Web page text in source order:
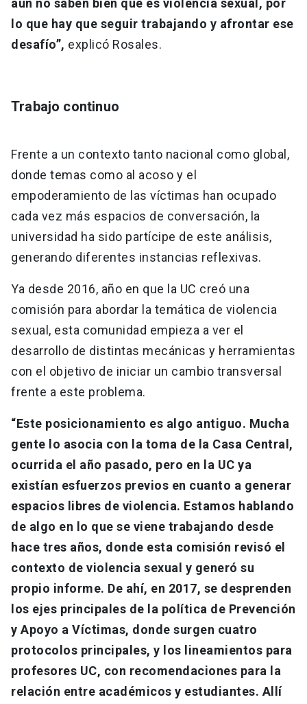
aún no saben bien qué es violencia sexual, por
lo que hay que seguir trabajando y afrontar ese
desafío”, explicó Rosales.
Trabajo continuo
Frente a un contexto tanto nacional como global,
donde temas como al acoso y el
empoderamiento de las víctimas han ocupado
cada vez más espacios de conversación, la
universidad ha sido partícipe de este análisis,
generando diferentes instancias reflexivas.
Ya desde 2016, año en que la UC creó una
comisión para abordar la temática de violencia
sexual, esta comunidad empieza a ver el
desarrollo de distintas mecánicas y herramientas
con el objetivo de iniciar un cambio transversal
frente a este problema.
“Este posicionamiento es algo antiguo. Mucha
gente lo asocia con la toma de la Casa Central,
ocurrida el año pasado, pero en la UC ya
existían esfuerzos previos en cuanto a generar
espacios libres de violencia. Estamos hablando
de algo en lo que se viene trabajando desde
hace tres años, donde esta comisión revisó el
contexto de violencia sexual y generó su
propio informe. De ahí, en 2017, se desprenden
los ejes principales de la política de Prevención
y Apoyo a Víctimas, donde surgen cuatro
protocolos principales, y los lineamientos para
profesores UC, con recomendaciones para la
relación entre académicos y estudiantes. Allí